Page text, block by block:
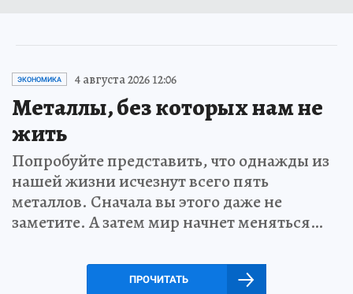
ЭКОНОМИКА 4 августа 2026 12:06
Металлы, без которых нам не
жить
Попробуйте представить, что однажды из
нашей жизни исчезнут всего пять
металлов. Сначала вы этого даже не
заметите. А затем мир начнет меняться…
ПРОЧИТАТЬ